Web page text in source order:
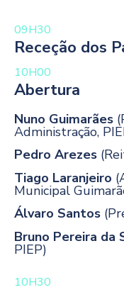
09H30
Receção dos
10H00
Abertura
Nuno Guimarães
Administração,
Pedro Arezes
Tiago Laranjeiro
Municipal
Álvaro Santos
Bruno Pereira da
PIEP)
10H30